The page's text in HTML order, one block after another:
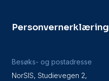
Personvernerklæring
Besøks- og postadresse
NorSIS, Studievegen 2,